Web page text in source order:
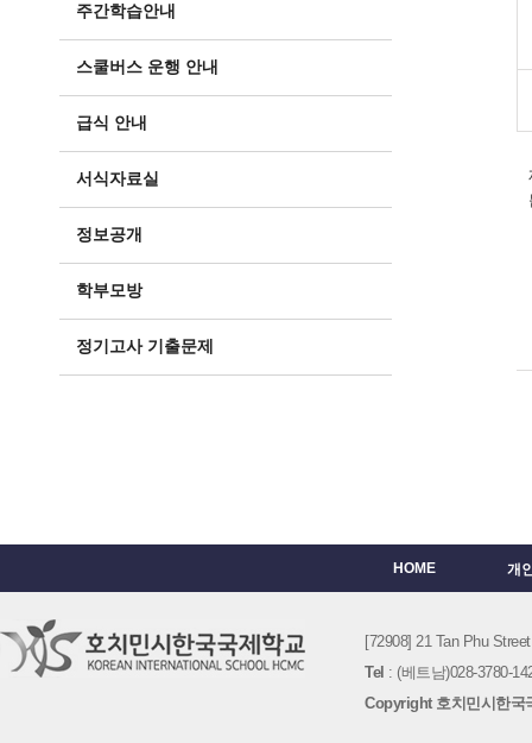
주간학습안내
스쿨버스 운행 안내
급식 안내
서식자료실
정보공개
학부모방
정기고사 기출문제
HOME 개
[72908] 21 Tan Phu
Tel : (베트남)028-3780-
Copyright 호치민시한국